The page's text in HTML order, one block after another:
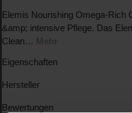
Elemis Nourishing Omega-Rich
&amp; intensive Pflege. Das
Clean… Mehr
Eigenschaften
Hersteller
Bewertungen